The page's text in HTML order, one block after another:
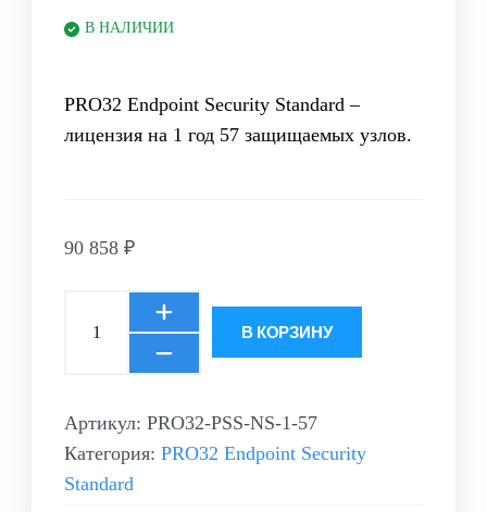
В НАЛИЧИИ
PRO32 Endpoint Security Standard –
лицензия на 1 год 57 защищаемых узлов.
90 858 ₽
В КОРЗИНУ
Артикул: PRO32-PSS-NS-1-57
Категория: PRO32 Endpoint Security
Standard